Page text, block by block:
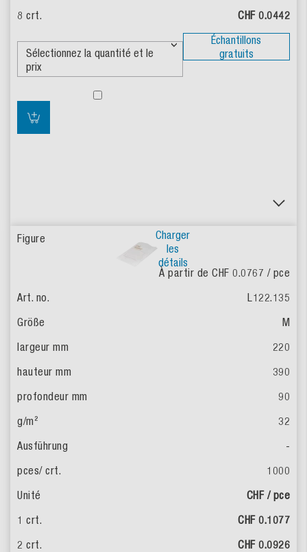
CHF 0.0442
Échantillons
gratuits
Charger
les
détails
À partir de CHF 0.0767 / pce
L122.135
M
220
390
90
32
-
1000
CHF / pce
CHF 0.1077
CHF 0.0926